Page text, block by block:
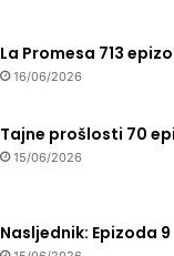
La Promesa 713
16/06/2026
Tajne prošlosti 70
15/06/2026
Nasljednik: Epizoda 9